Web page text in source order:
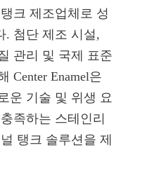
크 제조업체로 성
. 첨단 제조 시설,
관리 및 국제 표준
Center Enamel은
운 기술 및 위생 요
족하는 스테인리
탱크 솔루션을 제